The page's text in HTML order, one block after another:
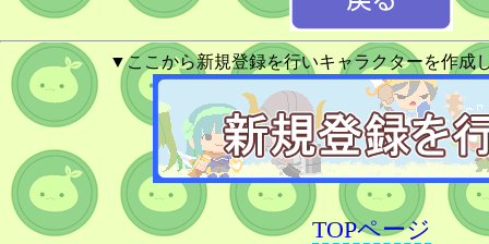
▼ここから新規登録を行いキャラクターを作成
TOPページ